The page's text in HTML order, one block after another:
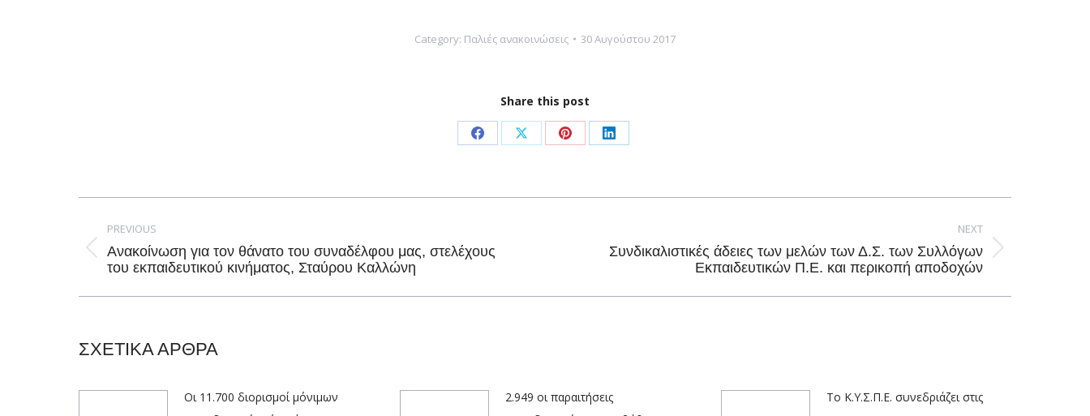
Category: Παλιές ανακοινώσεις 30 Αυγούστου 2017
Share this post
Share
Facebook
Share
X
Share
Pinterest
Share
LinkedIn
navigation
PREVIOUS
Previous
Ανακοίνωση για τον θάνατο του συναδέλφου μας, στελέχους
του εκπαιδευτικού κινήματος, Σταύρου Καλλώνη
NEXT
Συνδικαλιστικές άδειες των μελών των Δ.Σ. των Συλλόγων
Εκπαιδευτικών Π.Ε. και περικοπή αποδοχών
ΣΧΕΤΙΚΑ ΑΡΘΡΑ
Οι 11.700 διορισμοί μόνιμων
2.949 οι παραιτήσεις
Το Κ.Υ.Σ.Π.Ε. συνεδριάζει στις